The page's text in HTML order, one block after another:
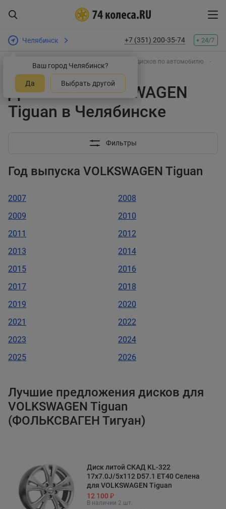
Челябинск
Ваш город Челябинск?
Да Выбрать другой
+7 (351) 200-35-74 24/7
Интернет-магазин шин и дисков
Подбор дисков по автомобилю
VOLKSWAGEN
Tiguan
Диски на VOLKSWAGEN
Tiguan в Челябинске
Фильтры
Год выпуска VOLKSWAGEN Tiguan
2007
2008
2009
2010
2011
2012
2013
2014
2015
2016
2017
2018
2019
2020
2021
2022
2023
2024
2025
2026
Лучшие предложения дисков для
VOLKSWAGEN Tiguan
(ФОЛЬКСВАГЕН Тигуан)
Диск литой СКАД KL-322
17x7.0J/5x112 D57.1 ET40 Селена
для VOLKSWAGEN Tiguan
12 100 ₽
В наличии 2 шт.